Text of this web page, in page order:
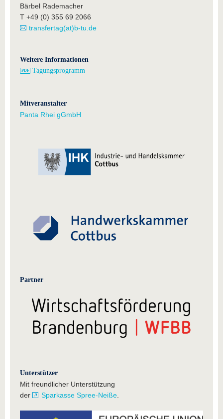
Bärbel Rademacher
T +49 (0) 355 69 2066
transfertag(at)b-tu.de
Weitere Informationen
Tagungsprogramm
Mitveranstalter
Panta Rhei gGmbH
Partner
Unterstützer
Mit freundlicher Unterstützung
der
Sparkasse Spree-Neiße